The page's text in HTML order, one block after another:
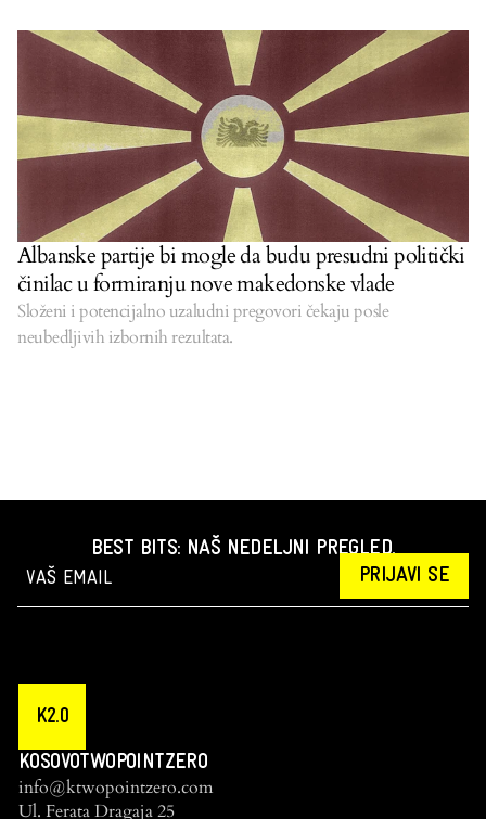
Albanske partije bi mogle da budu presudni politički
činilac u formiranju nove makedonske vlade
Složeni i potencijalno uzaludni pregovori čekaju posle
neubedljivih izbornih rezultata.
BEST BITS: NAŠ NEDELJNI PREGLED.
PRIJAVI SE
K2.0
KOSOVOTWOPOINTZERO
info@ktwopointzero.com
Ul. Ferata Dragaja 25